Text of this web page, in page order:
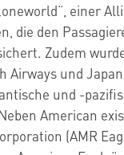
einer
die den
Zudem
Airways und
und -
American
(AMR